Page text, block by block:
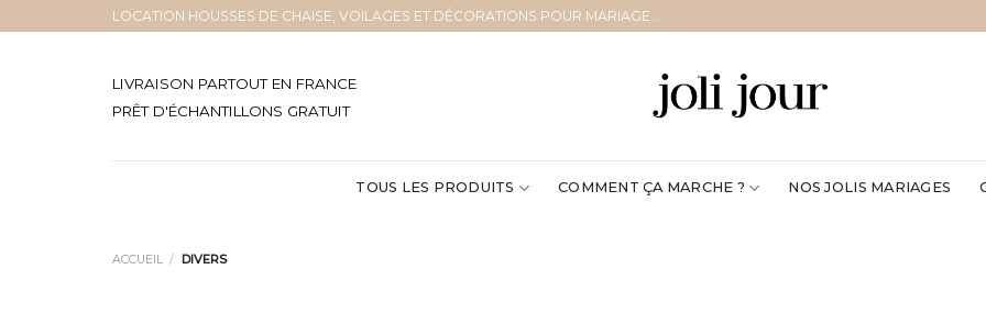
to
LOCATION HOUSSES DE CHAISE, VOILAGES ET DÉCORATIONS POUR MARIAGE ...
LIVRAISON PARTOUT EN FRANCE
PRÊT D'ÉCHANTILLONS GRATUIT
TOUS LES PRODUITS COMMENT ÇA MARCHE ? NOS JOLIS MARIAGES
ACCUEIL / DIVERS